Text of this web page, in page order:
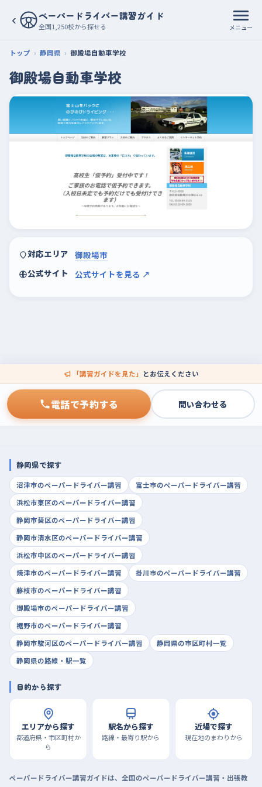
‹ ペーパードライバー講習ガイド
全国1,250校から探せる メニュー
トップ 静岡県 御殿場自動車学校
御殿場自動車学校
対応エリア 御殿場市
公式サイト
公式サイトを見る ↗
「講習ガイドを見た」 とお伝えください
電話で予約する 問い合わせる
静岡県で探す
沼津市のペーパードライバー講習
富士市のペーパードライバー講習
浜松市東区のペーパードライバー講習
静岡市葵区のペーパードライバー講習
静岡市清水区のペーパードライバー講習
浜松市中区のペーパードライバー講習
焼津市のペーパードライバー講習
掛川市のペーパードライバー講習
藤枝市のペーパードライバー講習
御殿場市のペーパードライバー講習
裾野市のペーパードライバー講習
静岡市駿河区のペーパードライバー講習
静岡県の市区町村一覧
静岡県の路線・駅一覧
目的から探す
エリアから探す
都道府県・市区町村か
ら
駅名から探す
路線・最寄り駅から
近場で探す
現在地のまわりから
ペーパードライバー講習ガイドは、全国のペーパードライバー講習・出張教